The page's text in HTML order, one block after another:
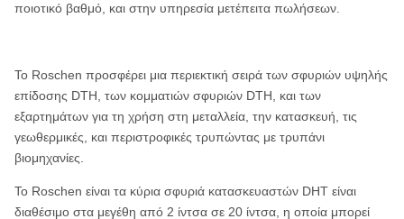
ποιοτικό βαθμό, και στην υπηρεσία μετέπειτα πωλήσεων.
Το Roschen προσφέρει μια περιεκτική σειρά των σφυριών υψηλής
επίδοσης DTH, των κομματιών σφυριών DTH, και των
εξαρτημάτων για τη χρήση στη μεταλλεία, την κατασκευή, τις
γεωθερμικές, και περιστροφικές τρυπώντας με τρυπάνι
βιομηχανίες.
Το Roschen είναι τα κύρια σφυριά κατασκευαστών DHT είναι
διαθέσιμο στα μεγέθη από 2 ίντσα σε 20 ίντσα, η οποία μπορεί